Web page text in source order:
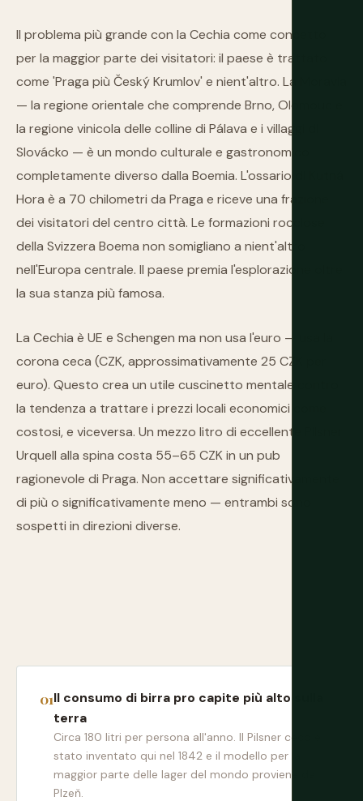
Il problema più grande con la Cechia come concetto
per la maggior parte dei visitatori: il paese è trattato
come 'Praga più Český Krumlov' e nient'altro. La Moravia
— la regione orientale che comprende Brno, Olomouc e
la regione vinicola delle colline di Pálava e i villaggi di
Slovácko — è un mondo culturale e gastronomico
completamente diverso dalla Boemia. L'ossario di Kutná
Hora è a 70 chilometri da Praga e riceve una frazione
dei visitatori del centro città. Le formazioni rocciose
della Svizzera Boema non somigliano a nient'altro
nell'Europa centrale. Il paese premia l'esplorazione oltre
la sua stanza più famosa.
La Cechia è UE e Schengen ma non usa l'euro — usa la
corona ceca (CZK, approssimativamente 25 CZK per
euro). Questo crea un utile cuscinetto mentale contro
la tendenza a trattare i prezzi locali economici come
costosi, e viceversa. Un mezzo litro di eccellente Pilsner
Urquell alla spina costa 55–65 CZK in un pub
ragionevole di Praga. Non accettare significativamente
di più o significativamente meno — entrambi sono
sospetti in direzioni diverse.
Il consumo di birra pro capite più alto sulla
terra
Circa 180 litri per persona all'anno. Il Pilsner ceco è
stato inventato qui nel 1842 e il modello per la
maggior parte delle lager del mondo proviene da
Plzeň.